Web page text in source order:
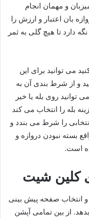
و مهمان انجام
بان اعتبار و ارزش را
دارد تا هیچ گلی به ثمر
می‌ توانید برای این
و از شرط بندی آن به
روی بله یا خیر
بله را انتخاب می کند
را شرط می بندد و
بسته نبودن دروازه و
است.
کلین شیت
و انتخاب صفحه پیش بینی
از بین تمامی آپشن